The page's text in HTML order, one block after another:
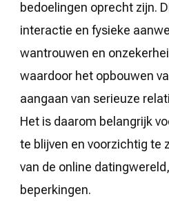
bedoelingen oprecht zijn.
interactie en fysieke
wantrouwen en
waardoor het opbouwen
aangaan van serieuze
Het is daarom belangrijk
te blijven en voorzichtig te
van de online
beperkingen.